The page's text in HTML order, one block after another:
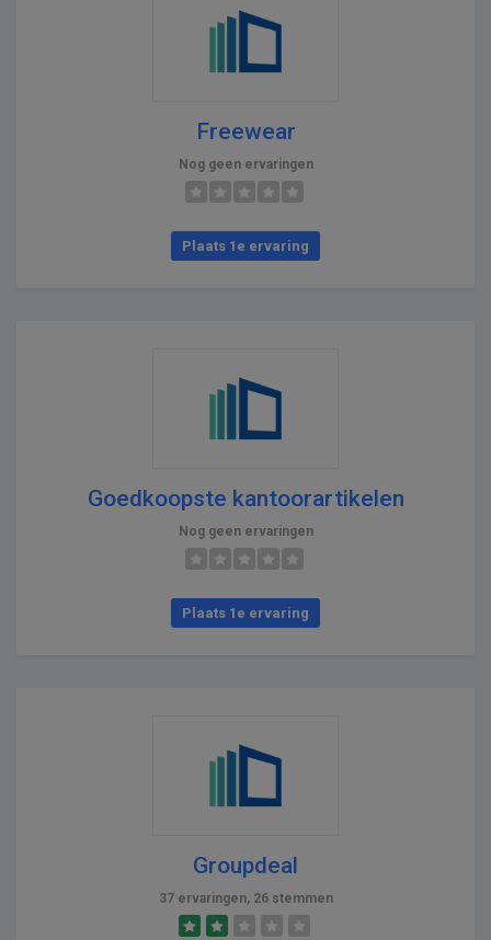
Freewear
Nog geen ervaringen
Plaats 1e ervaring
Goedkoopste kantoorartikelen
Nog geen ervaringen
Plaats 1e ervaring
Groupdeal
37 ervaringen, 26 stemmen